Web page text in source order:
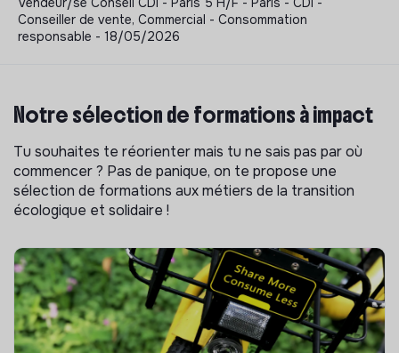
Conseiller de vente, Commercial - Consommation
responsable - 18/05/2026
Notre sélection de formations à impact
Tu souhaites te réorienter mais tu ne sais pas par où
commencer ? Pas de panique, on te propose une
sélection de formations aux métiers de la transition
écologique et solidaire !